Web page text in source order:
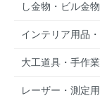
し金物・ビル金物
インテリア用品
大工道具・手作
レーザー・測定